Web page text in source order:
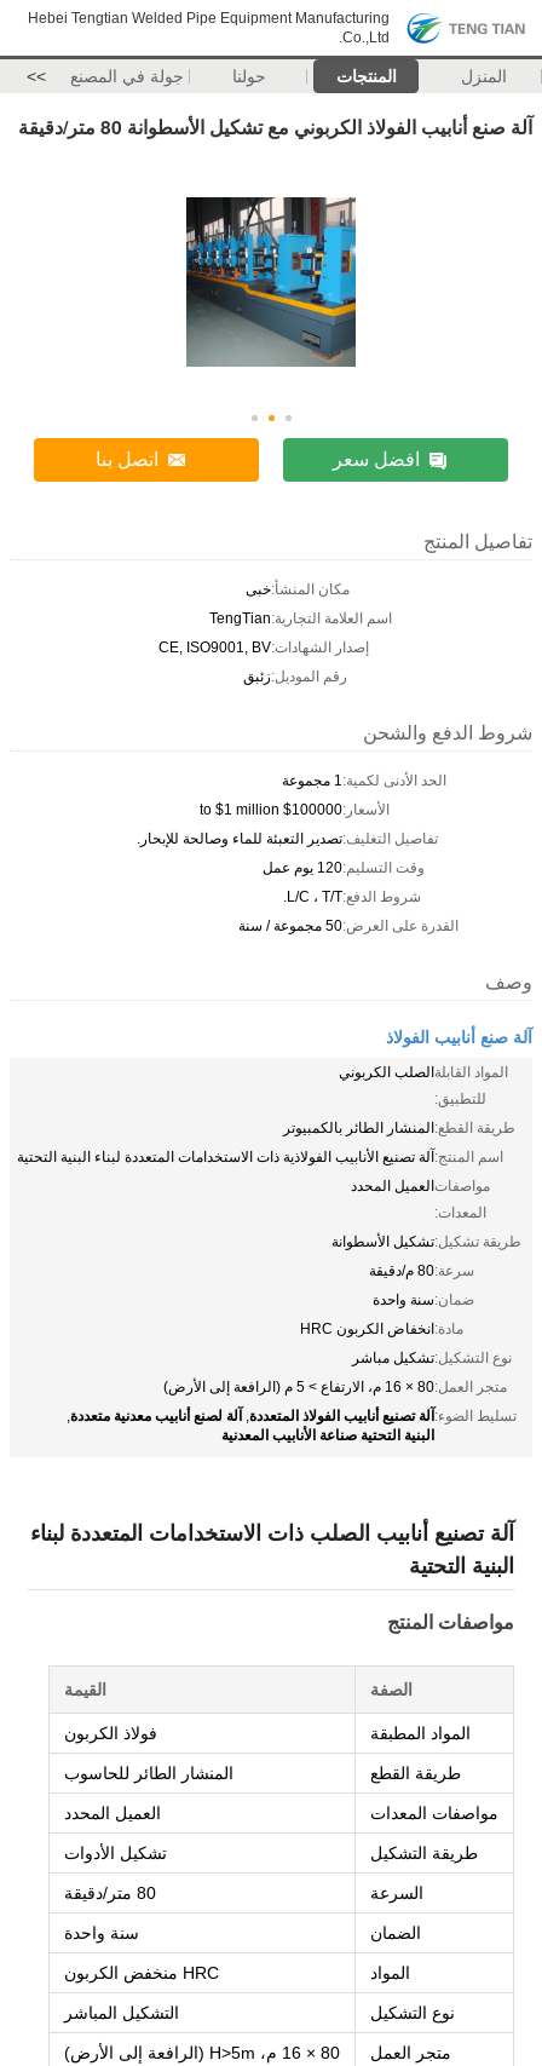
Hebei Tengtian Welded Pipe Equipment Manufacturing
Co.,Ltd.
المنزل المنتجات حولنا جولة في المصنع >>
آلة صنع أنابيب الفولاذ الكربوني مع تشكيل الأسطوانة 80 متر/دقيقة
افضل سعر اتصل بنا
تفاصيل المنتج
مكان المنشأ:خبى
اسم العلامة التجارية:TengTian
إصدار الشهادات:CE, ISO9001, BV
رقم الموديل:زئبق
شروط الدفع والشحن
الحد الأدنى لكمية:1 مجموعة
الأسعار:$100000 to $1 million
تفاصيل التغليف:تصدير التعبئة للماء وصالحة للإبحار.
وقت التسليم:120 يوم عمل
شروط الدفع:L/C ، T/T.
القدرة على العرض:50 مجموعة / سنة
وصف
آلة صنع أنابيب الفولاذ
المواد القابلة
للتطبيق:
الصلب الكربوني
طريقة القطع:المنشار الطائر بالكمبيوتر
اسم المنتج:آلة تصنيع الأنابيب الفولاذية ذات الاستخدامات المتعددة لبناء البنية التحتية
مواصفات
المعدات:
العميل المحدد
طريقة تشكيل:تشكيل الأسطوانة
سرعة:80 م/دقيقة
ضمان:سنة واحدة
مادة:انخفاض الكربون HRC
نوع التشكيل:تشكيل مباشر
متجر العمل:80 × 16 م، الارتفاع > 5 م (الرافعة إلى الأرض)
تسليط الضوء:آلة تصنيع أنابيب الفولاذ المتعددة, آلة لصنع أنابيب معدنية متعددة,
البنية التحتية صناعة الأنابيب المعدنية
آلة تصنيع أنابيب الصلب ذات الاستخدامات المتعددة لبناء
البنية التحتية
مواصفات المنتج
الصفة القيمة
المواد المطبقة فولاذ الكربون
طريقة القطع المنشار الطائر للحاسوب
مواصفات المعدات العميل المحدد
طريقة التشكيل تشكيل الأدوات
السرعة 80 متر/دقيقة
الضمان سنة واحدة
المواد HRC منخفض الكربون
نوع التشكيل التشكيل المباشر
متجر العمل 80 × 16 م، H>5m (الرافعة إلى الأرض)